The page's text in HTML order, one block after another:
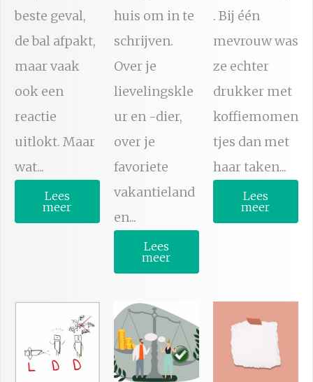
beste geval,
de bal afpakt,
maar vaak
ook een
reactie
uitlokt. Maar
wat...
Lees
meer
huis om in te
schrijven.
Over je
lievelingskle
ur en -dier,
over je
favoriete
vakantieland
en...
Lees
meer
. Bij één
mevrouw was
ze echter
drukker met
koffiemomen
tjes dan met
haar taken...
Lees
meer